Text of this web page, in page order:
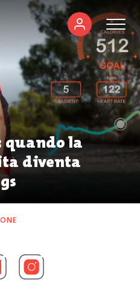
quando la
diventa